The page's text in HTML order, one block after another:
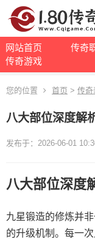
网站首页 传奇
传奇游戏
您的位置 首页 > 传奇
八大部位深度解
发布于：2026-06-01
八大部位深度
九星锻造的修炼并
的升级机制。每一